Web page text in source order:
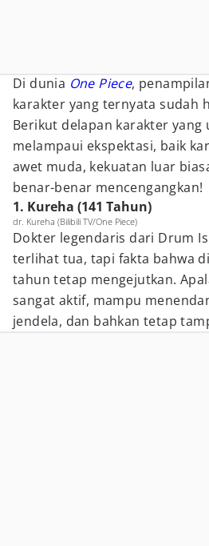
Di dunia One Piece,
karakter yang ternyata sudah
Berikut delapan karakter yang
melampaui ekspektasi, baik
awet muda, kekuatan luar
benar-benar mencengangkan!
1. Kureha (141 Tahun)
dr. Kureha (Bilibili TV/One Piece)
Dokter legendaris dari Drum
terlihat tua, tapi fakta bahwa
tahun tetap mengejutkan.
sangat aktif, mampu
jendela, dan bahkan tetap